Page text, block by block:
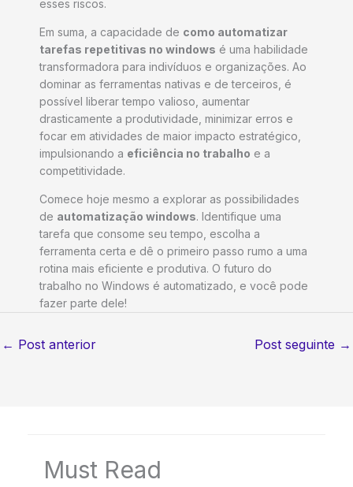
esses riscos.
Em suma, a capacidade de como automatizar
tarefas repetitivas no windows é uma habilidade
transformadora para indivíduos e organizações. Ao
dominar as ferramentas nativas e de terceiros, é
possível liberar tempo valioso, aumentar
drasticamente a produtividade, minimizar erros e
focar em atividades de maior impacto estratégico,
impulsionando a eficiência no trabalho e a
competitividade.
Comece hoje mesmo a explorar as possibilidades
de automatização windows. Identifique uma
tarefa que consome seu tempo, escolha a
ferramenta certa e dê o primeiro passo rumo a uma
rotina mais eficiente e produtiva. O futuro do
trabalho no Windows é automatizado, e você pode
fazer parte dele!
← Post anterior Post seguinte →
Must Read